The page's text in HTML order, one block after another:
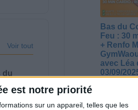
est notre priorité
sur un appareil, telles que les
Voir tout
du
Bas du
Feu : 30
+ Renfo
avec Léa
03/09/
Sport pour